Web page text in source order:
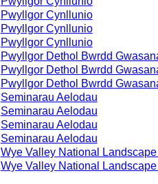
Pwyllgor Cynllunio
Pwyllgor Cynllunio
Pwyllgor Cynllunio
Pwyllgor Dethol Bwrdd
Pwyllgor Dethol Bwrdd
Pwyllgor Dethol Bwrdd
Seminarau Aelodau
Seminarau Aelodau
Seminarau Aelodau
Seminarau Aelodau
Wye Valley National
Wye Valley National